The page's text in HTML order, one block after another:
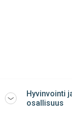
Avaa
Hyvinvointi
osallisuus